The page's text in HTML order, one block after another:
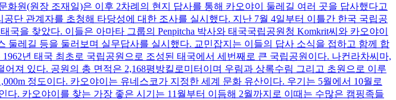
원(원장 조재일)은 이후 2차례의 현지 답사를 통해 카오야이 둘레길 여러 곳을 답사했다고
단 관계자를 초청해 타당성에 대한 조사를 실시했다. 지난 7월 4일부터 이틀간 한국 국립공
을 찾았다. 이들은 아마타 그룹의 Penpitcha 박사와 태국국립공원청 Komkrit씨와 카오야이
둘레길 등을 둘러보며 실무답사를 실시했다. 교민잡지는 이들의 답사 소식을 접하고 함께 합
년 태국 최초로 국립공원으로 조성된 태국에서 세번째로 큰 국립공원이다. 나컨라차씨마,
져 있다. 공원의 총 면적은 2,168평방킬로미터이며 우림과 상록수림 그리고 초원으로 이루
정도이다. 카오야이는 유네스코가 지정한 세계 문화 유산이다. 우기는 5월에서 10월로
. 카오야이를 찾는 가장 좋은 시기는 11월부터 이듬해 2월까지로 이때는 수많은 캠핑족들